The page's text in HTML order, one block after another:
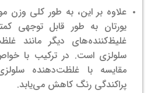
علاوه بر این، به طور کلی وزن
یورتان به طور قابل توجهی
غلیظ‌کننده‌های دیگر مانند
سلولزی است. در ترکیب با
مقایسه با غلظت‌دهنده
پراکندگی رنگ کاهش می‌یابد.